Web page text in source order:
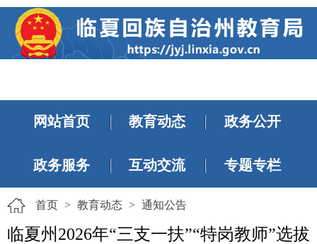
网站首页 教育动态 政务公开
政务服务 互动交流 专题专栏
首页 > 教育动态 > 通知公告
临夏州2026年“三支一扶”“特岗教师”选拔